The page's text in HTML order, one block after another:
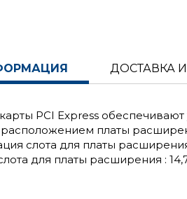
ДОСТАВКА
PCI Express
расположением платы
слота для платы
для платы расширения :